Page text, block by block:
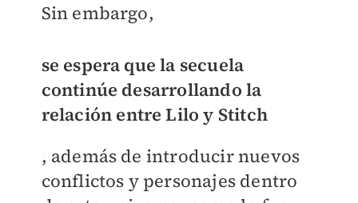
Sin embargo,
se espera que la secuela
continúe desarrollando la
relación entre Lilo y Stitch
, además de introducir nuevos
conflictos y personajes dentro